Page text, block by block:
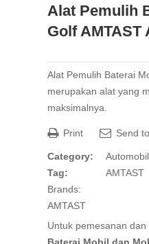
Alat Pemulih
Golf AMTAST
Alat Pemulih Baterai
merupakan alat yang
maksimalnya.
Print Send
Category:
Tag:
AMTAST
Brands:
AMTAST
Untuk pemesanan